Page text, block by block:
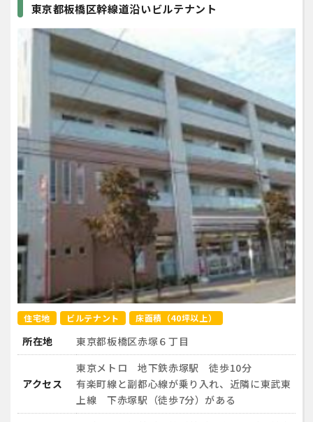
東京都板橋区幹線道沿いビルテナント
住宅地 ビルテナント 床面積（40坪以上）
所在地 東京都板橋区赤塚６丁目
アクセス
東京メトロ 地下鉄赤塚駅 徒歩10分
有楽町線と副都心線が乗り入れ、近隣に東武東
上線 下赤塚駅（徒歩7分）がある